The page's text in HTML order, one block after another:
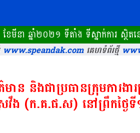
២០២១ ទីតាំង ទីស្នាក់ការ ស្ថិ
www.speandak.comគេហទំព័រថ្មី
មាន និងជាប្រធានក្រុមការងា
វឹង (ក.គ.ផ.ស) នៅព្រឹកថ្ងៃ